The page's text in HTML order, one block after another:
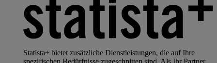
Statista+ bietet zusätzliche Dienstleistungen, die auf Ihre
spezifischen Bedürfnisse zugeschnitten sind. Als Ihr Partner